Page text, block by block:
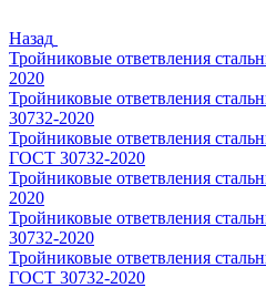
Назад
Тройниковые ответвления
2020
Тройниковые ответвления
30732-2020
Тройниковые ответвления
ГОСТ 30732-2020
Тройниковые ответвления
2020
Тройниковые ответвления
30732-2020
Тройниковые ответвления
ГОСТ 30732-2020